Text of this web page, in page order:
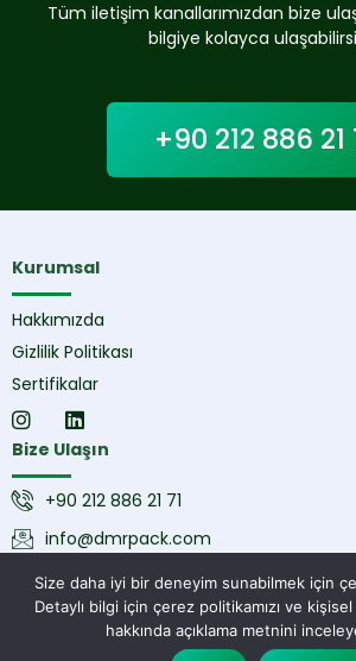
Tüm iletişim kanallarımızdan bize
bilgiye kolayca
+90 212 886 21
Kurumsal
Hakkımızda
Gizlilik Politikası
Sertifikalar
Bize Ulaşın
+90 212 886 21 71
info@dmrpack.com
Ömerli Mah. Nusret Cad. No : 11-13/6
/ Türkiye
Dmr Pack © 2026 | Web Tasarım &
Size daha iyi bir deneyim sunabilmek için
Detaylı bilgi için çerez politikamızı ve
hakkında açıklama metnini